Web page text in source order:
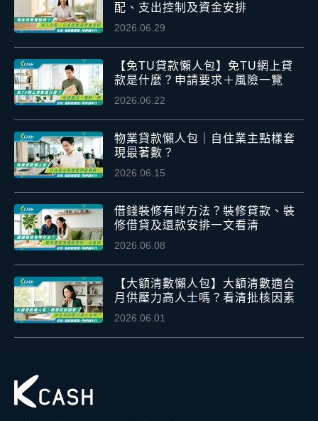
配、支出控制及資金安排
2026.06.29
【免TU貸款懶人包】免TU網上貸
款是什麼？申請要求＋風險一覽
2026.06.22
物業貸款懶人包｜自住業主點樣套
現最著數？
2026.06.15
借錢裝修有咩方法？裝修貸款、裝
修借貸及還款安排一文看清
2026.06.08
【大額清數懶人包】大額清數適合
月供壓力高人士嗎？看清批核因素
2026.06.01